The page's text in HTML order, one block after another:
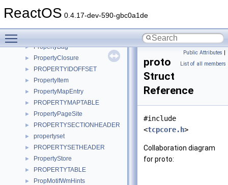
ReactOS 0.4.17-dev-590-gbc0a1de
► property_test
► PropertyBag
► PropertyClosure
► PROPERTYIDOFFSET
► PropertyItem
► PropertyMapEntry
► PROPERTYMAPTABLE
► PropertyPageSite
► PROPERTYSECTIONHEADER
► propertyset
► PROPERTYSETHEADER
► PropertyStore
► PROPERTYTABLE
► PropMotifWmHints
Public Attributes |
List of all members
proto
Struct
Reference
#include
<tcpcore.h>
Collaboration diagram
for proto: